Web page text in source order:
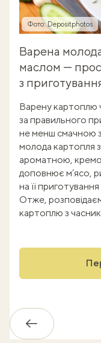
Фото: Depositphotos
Варена
маслом —
з
Варену картоплю
за правильного
не менш смачною
молода картопля
ароматною,
доповнює м’ясо,
на її
Отже,
картоплю з
Назад